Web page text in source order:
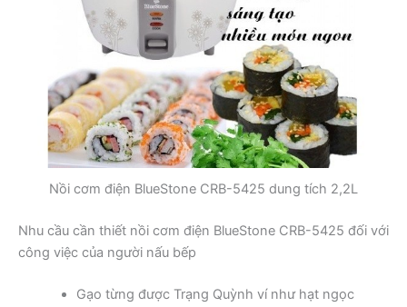
Nồi cơm điện BlueStone CRB-5425 dung tích 2,2L
Nhu cầu cần thiết nồi cơm điện BlueStone CRB-5425 đối với
công việc của người nấu bếp
Gạo từng được Trạng Quỳnh ví như hạt ngọc